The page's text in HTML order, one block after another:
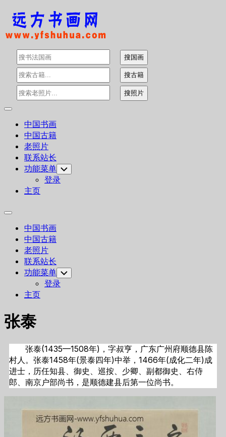
Skip
content
Expand
中国书画
中国古籍
老照片
联系站长
功能菜单 Toggle
Child
Menu
登录
主页
Expand
中国书画
中国古籍
老照片
联系站长
功能菜单 Toggle
Child
Menu
登录
主页
张泰
张泰(1435—1508年)，字叔亨，广东广州府顺德县陈
村人。张泰1458年(景泰四年)中举，1466年(成化二年)成
进士，历任知县、御史、巡按、少卿、副都御史、右侍
郎、南京户部尚书，是顺德建县后第一位尚书。